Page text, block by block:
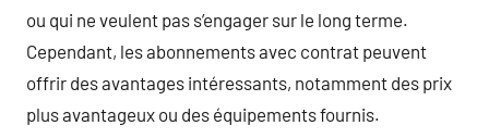
ou qui ne veulent pas s’engager sur le long terme.
Cependant, les abonnements avec contrat peuvent
offrir des avantages intéressants, notamment des prix
plus avantageux ou des équipements fournis.